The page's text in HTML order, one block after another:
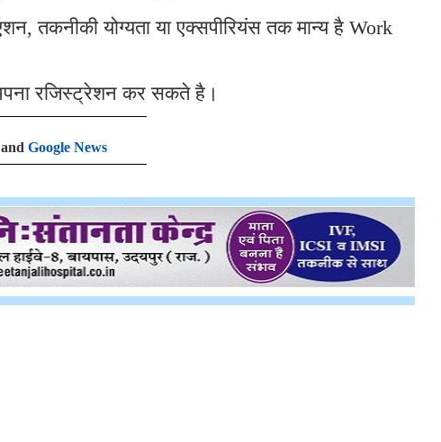
तकनीकी योग्यता या एक्सपीरियंस तक मान्य है Work
रजिस्ट्रेशन कर सकते है।
Google News